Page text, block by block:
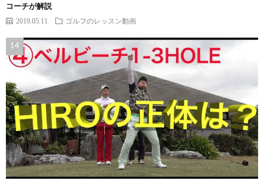
コーチが解説
2019.05.11 ゴルフのレッスン動画